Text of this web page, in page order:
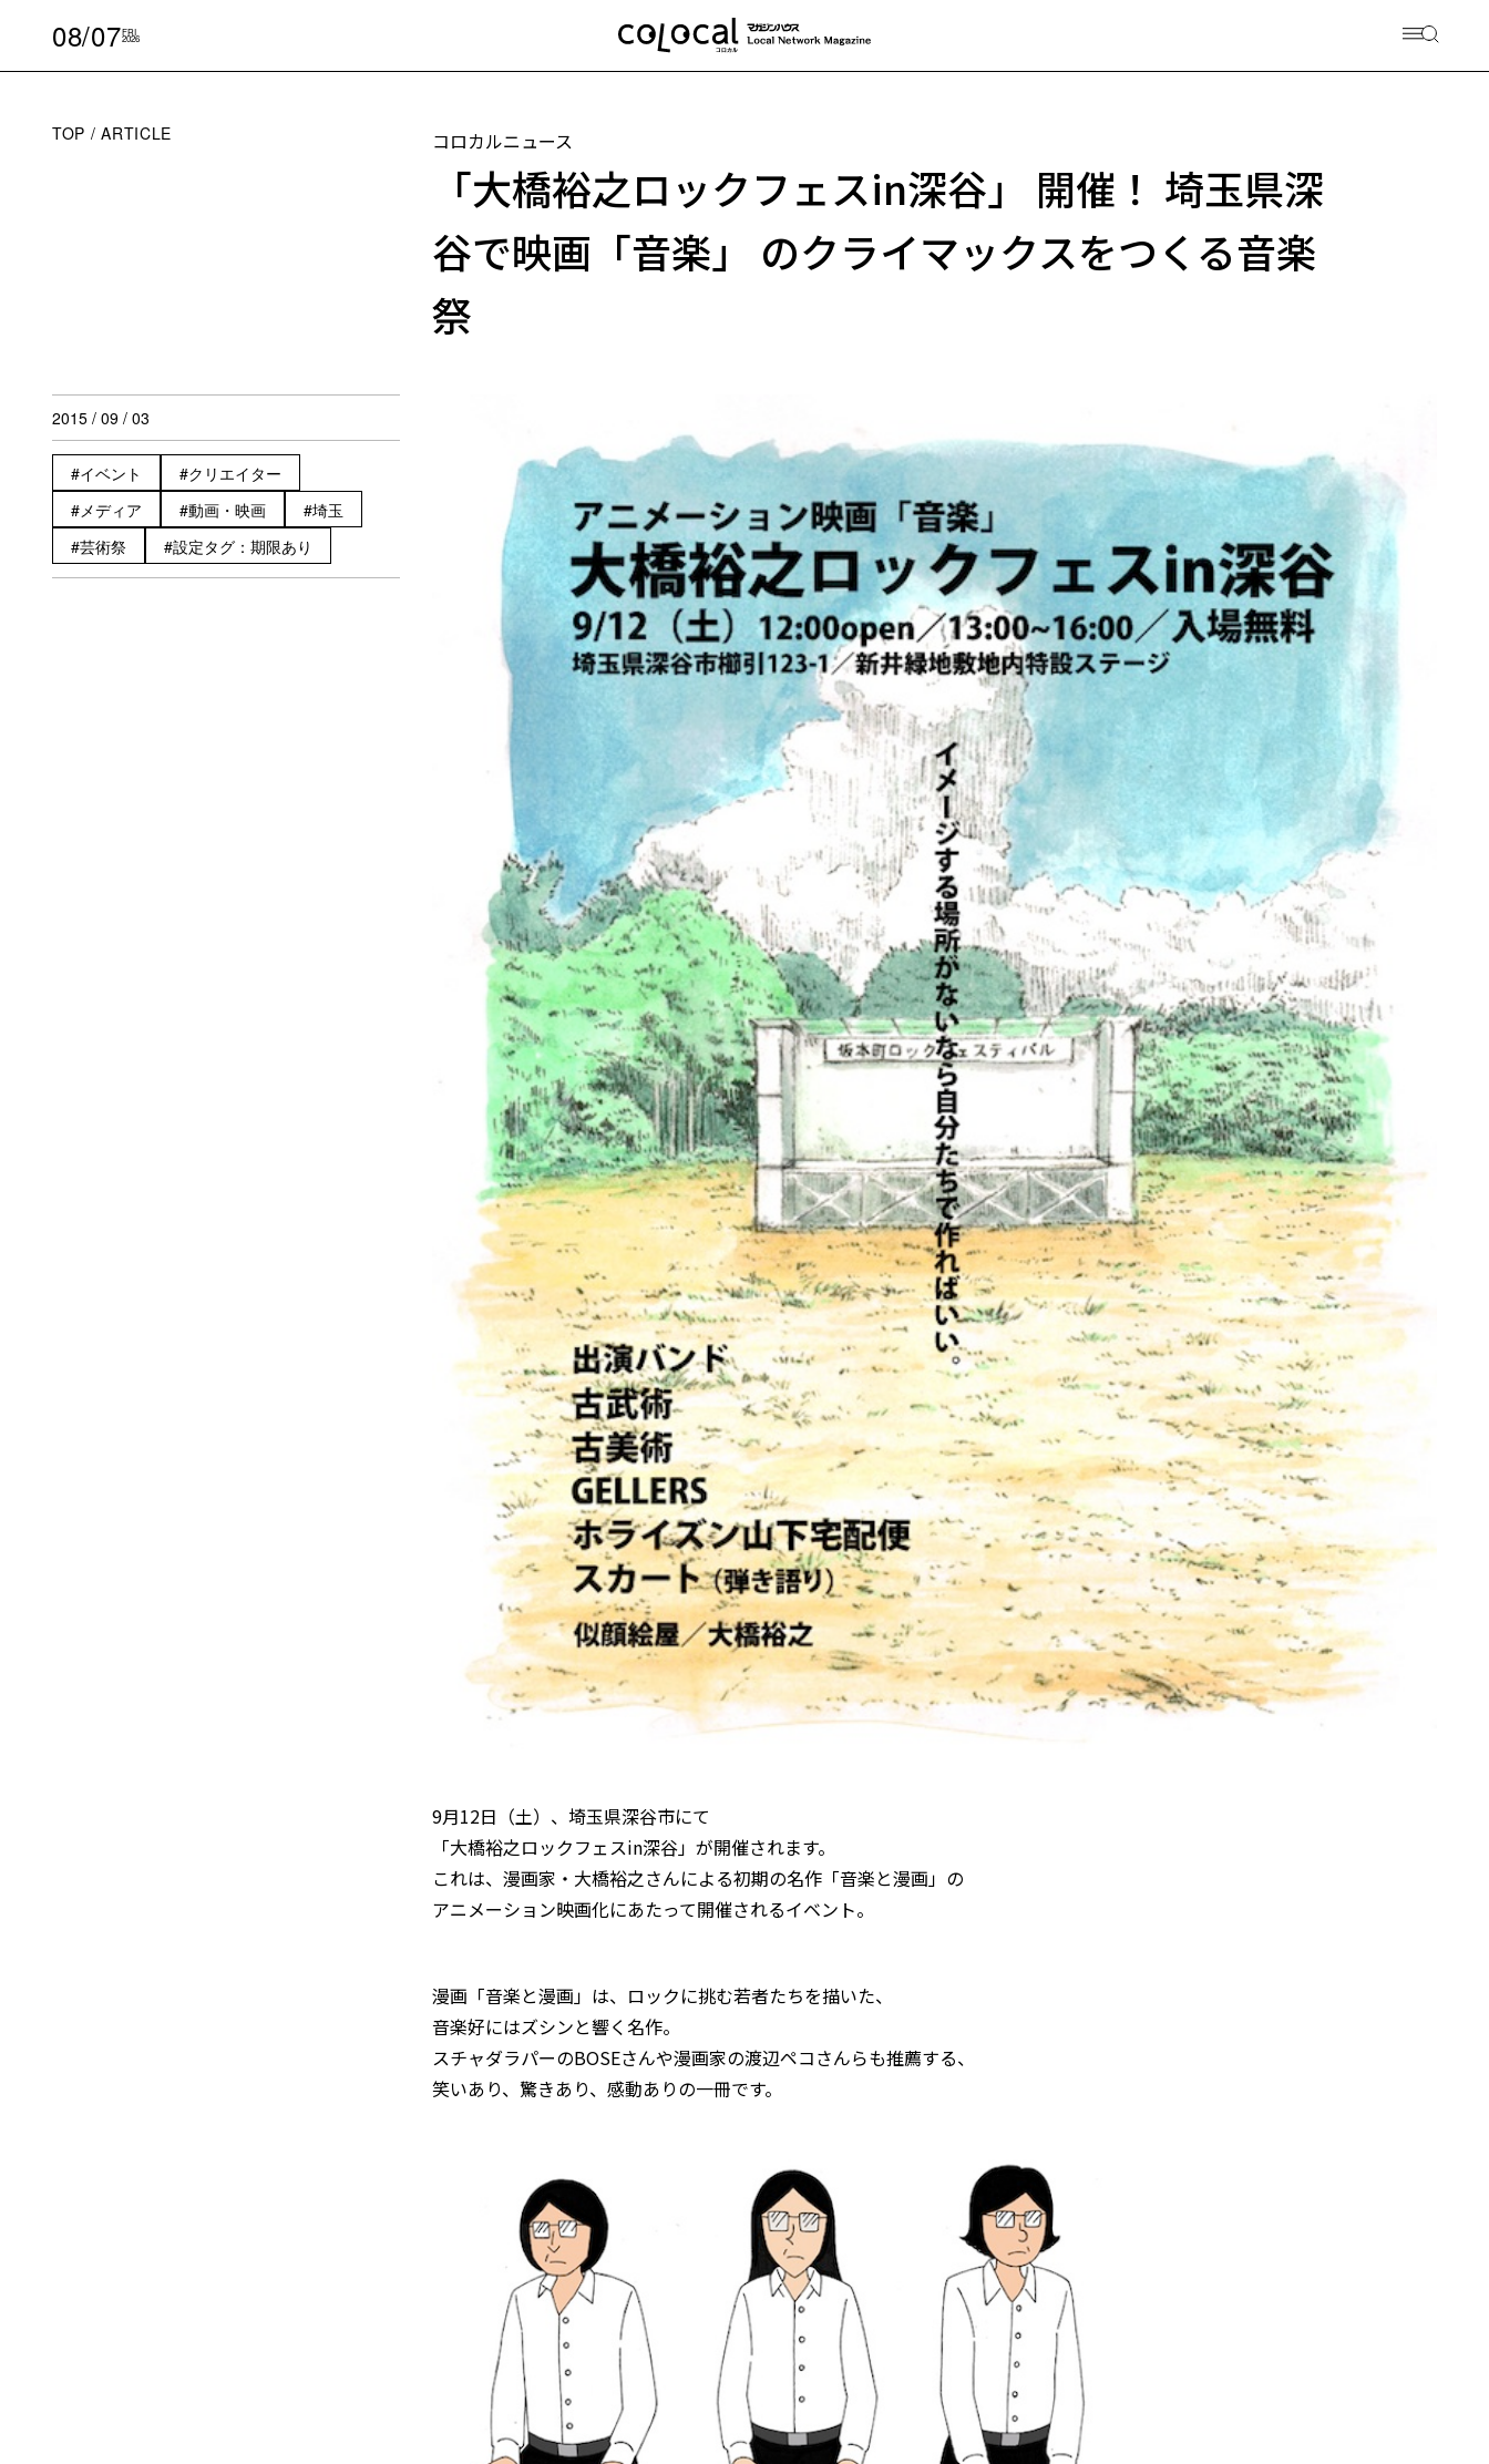
08/07FRI
2026
TOP ARTICLE コロカルニュース
「大橋裕之ロックフェスin深谷」 開催！ 埼玉県深
谷で映画「音楽」 のクライマックスをつくる音楽
祭
2015 / 09 / 03
イベント
クリエイター
メディア
動画・映画
埼玉
芸術祭
設定タグ：期限あり
9月12日（土）、埼玉県深谷市にて
「大橋裕之ロックフェスin深谷」が開催されます。
これは、漫画家・大橋裕之さんによる初期の名作「音楽と漫画」の
アニメーション映画化にあたって開催されるイベント。
漫画「音楽と漫画」は、ロックに挑む若者たちを描いた、
音楽好にはズシンと響く名作。
スチャダラパーのBOSEさんや漫画家の渡辺ペコさんらも推薦する、
笑いあり、驚きあり、感動ありの一冊です。